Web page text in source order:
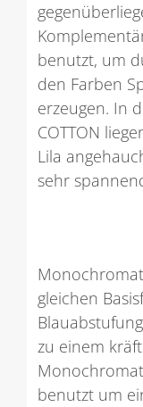
benutzt, um
den Farben
erzeugen. In
COTTON
Lila
sehr
gleichen
zu einem
benutzt um